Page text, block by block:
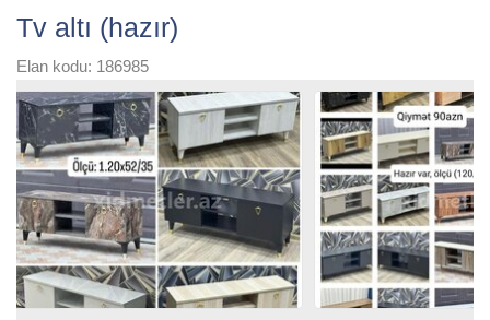
Tv altı (hazır)
Elan kodu: 186985